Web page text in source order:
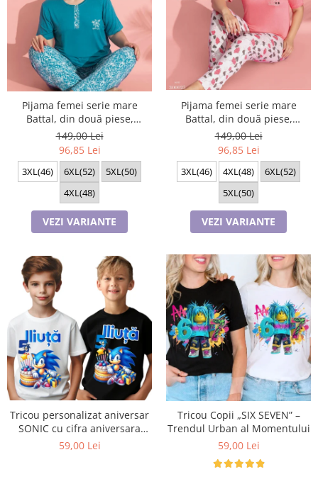
Pijama femei serie mare
Battal, din două piese,
bumbac , Lux PIJ32974
149,00 Lei
96,85 Lei
3XL(46) 6XL(52)
5XL(50)
4XL(48)
VEZI VARIANTE
Pijama femei serie mare
Battal, din două piese,
bumbac , Lux PIJ300025
149,00 Lei
96,85 Lei
3XL(46) 4XL(48)
6XL(52)
5XL(50)
VEZI VARIANTE
Tricou personalizat aniversar
SONIC cu cifra aniversara
TAS101
59,00 Lei
Tricou Copii „SIX SEVEN” –
Trendul Urban al Momentului
59,00 Lei